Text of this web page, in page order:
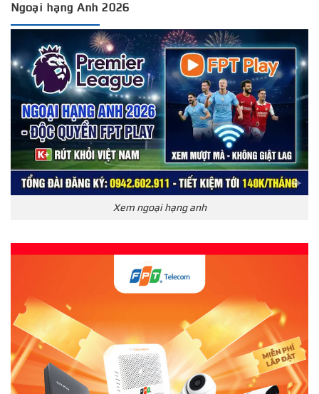
Ngoại hạng Anh 2026
Xem ngoại hạng anh